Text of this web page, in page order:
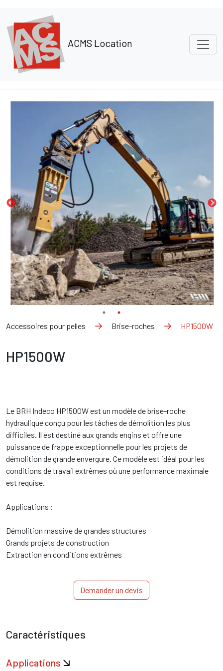
ACMS Location
Accessoires pour pelles Brise-roches HP1500W
HP1500W
Le BRH Indeco HP1500W est un modèle de brise-roche
hydraulique conçu pour les tâches de démolition les plus
difficiles. Il est destiné aux grands engins et offre une
puissance de frappe exceptionnelle pour les projets de
démolition de grande envergure. Ce modèle est idéal pour les
conditions de travail extrêmes où une performance maximale
est requise.
Applications :
Démolition massive de grandes structures
Grands projets de construction
Extraction en conditions extrêmes
Demander un devis
Caractéristiques
Applications